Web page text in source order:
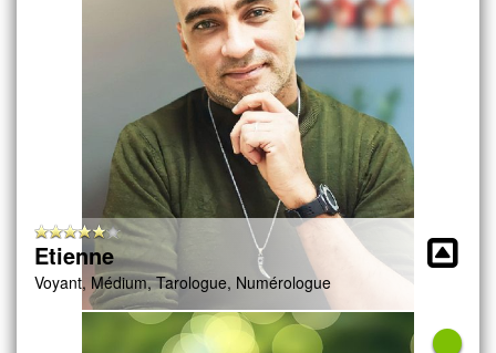
Etienne
Voyant, Médium, Tarologue, Numérologue